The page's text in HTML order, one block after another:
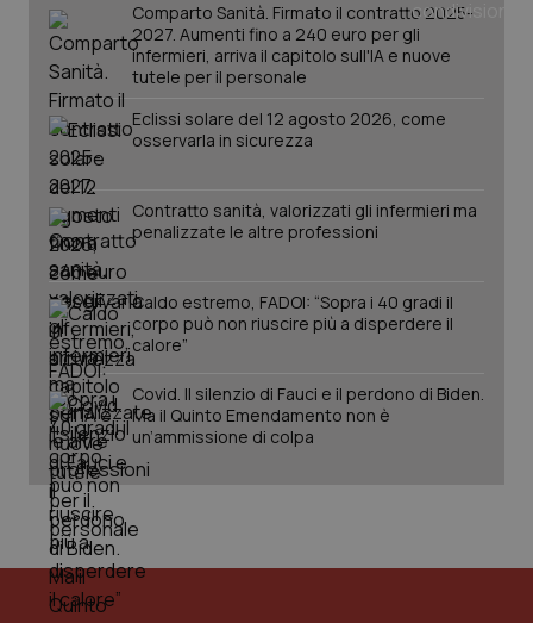
Comparto Sanità. Firmato il contratto 2025-
2027. Aumenti fino a 240 euro per gli
infermieri, arriva il capitolo sull'IA e nuove
tutele per il personale
Eclissi solare del 12 agosto 2026, come
osservarla in sicurezza
Contratto sanità, valorizzati gli infermieri ma
penalizzate le altre professioni
Caldo estremo, FADOI: “Sopra i 40 gradi il
corpo può non riuscire più a disperdere il
calore”
Covid. Il silenzio di Fauci e il perdono di Biden.
Ma il Quinto Emendamento non è
un’ammissione di colpa
PHPSESSID